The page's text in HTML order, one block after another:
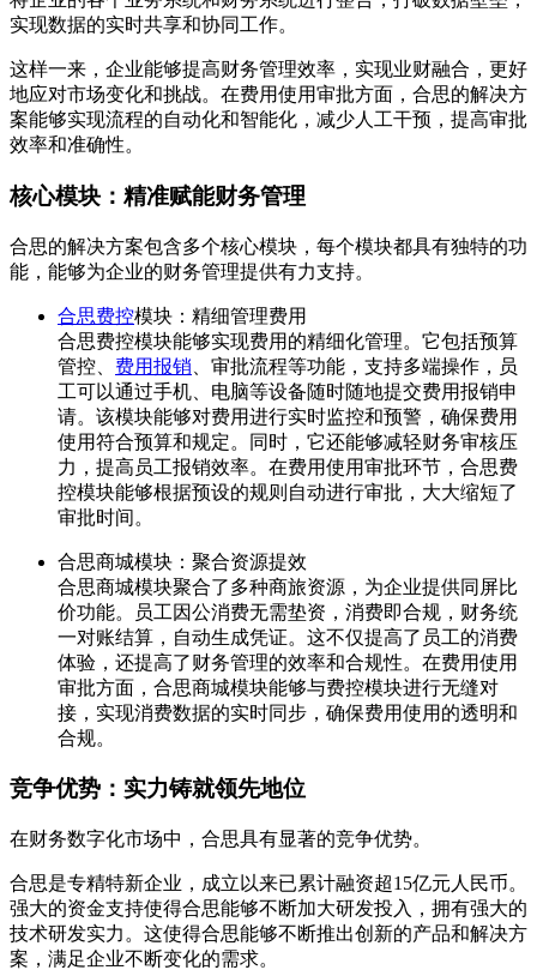
实现数据的实时共享和协同工作。
这样一来，企业能够提高财务管理效率，实现业财融合，更好
地应对市场变化和挑战。在费用使用审批方面，合思的解决方
案能够实现流程的自动化和智能化，减少人工干预，提高审批
效率和准确性。
核心模块：精准赋能财务管理
合思的解决方案包含多个核心模块，每个模块都具有独特的功
能，能够为企业的财务管理提供有力支持。
合思费控模块：精细管理费用
合思费控模块能够实现费用的精细化管理。它包括预算
管控、 费用报销 、审批流程等功能，支持多端操作，员
工可以通过手机、电脑等设备随时随地提交费用报销申
请。该模块能够对费用进行实时监控和预警，确保费用
使用符合预算和规定。同时，它还能够减轻财务审核压
力，提高员工报销效率。在费用使用审批环节，合思费
控模块能够根据预设的规则自动进行审批，大大缩短了
审批时间。
合思商城模块：聚合资源提效
合思商城模块聚合了多种商旅资源，为企业提供同屏比
价功能。员工因公消费无需垫资，消费即合规，财务统
一对账结算，自动生成凭证。这不仅提高了员工的消费
体验，还提高了财务管理的效率和合规性。在费用使用
审批方面，合思商城模块能够与费控模块进行无缝对
接，实现消费数据的实时同步，确保费用使用的透明和
合规。
竞争优势：实力铸就领先地位
在财务数字化市场中，合思具有显著的竞争优势。
合思是专精特新企业，成立以来已累计融资超15亿元人民币。
强大的资金支持使得合思能够不断加大研发投入，拥有强大的
技术研发实力。这使得合思能够不断推出创新的产品和解决方
案，满足企业不断变化的需求。